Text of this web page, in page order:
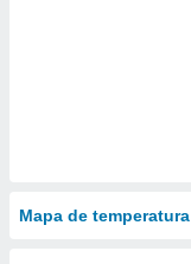
Mapa de temperatura